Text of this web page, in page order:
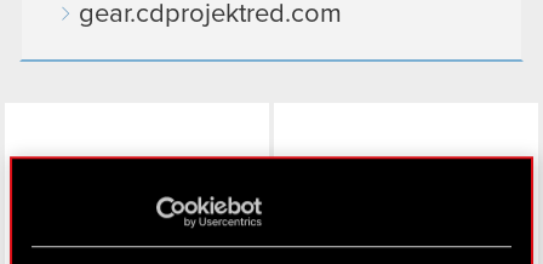
gear.cdprojektred.com